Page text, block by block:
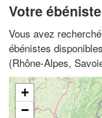
Votre
Vous avez
ébénistes
(Rhône-Alpes,
+
−